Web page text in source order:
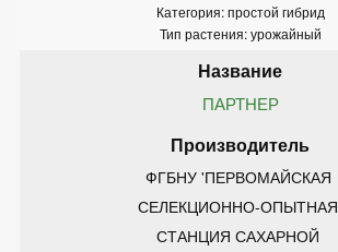
Категория: простой гибрид
Тип растения: урожайный
ПАРТНЕР
ФГБНУ 'ПЕРВОМАЙСКАЯ
СЕЛЕКЦИОННО-ОПЫТНАЯ
СТАНЦИЯ САХАРНОЙ